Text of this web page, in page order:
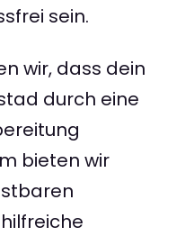
sein.
wir, dass dein
durch eine
bieten wir